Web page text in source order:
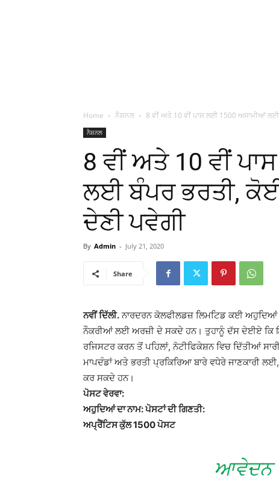
Home ਨੈਸ਼ਨਲ 8 ਵੀਂ ਅਤੇ 10 ਵੀਂ ਪਾਸ ਲਈ 1500 ਅਸਾਮੀਆਂ ਲਈ
ਨੈਸ਼ਨਲ
8 ਵੀਂ ਅਤੇ 10 ਵੀਂ
ਲਈ ਬੰਪਰ ਭਰਤੀ,
ਦੇਣੀ ਪਵੇਗੀ
By Admin - July 21, 2020
Share
ਨਵੀਂ ਦਿੱਲੀ.ਨਾਰਦਰਨ ਕੋਲਫੀਲਡਜ਼ ਲਿਮਟਿਡ ਕਈ ਅਹੁਦਿਆਂ
ਨੌਕਰੀਆਂ ਲਈ ਅਰਜ਼ੀ ਦੇ ਸਕਦੇ ਹਨ। ਤੁਹਾਨੂੰ ਦੱਸ ਦੇਈਏ ਕਿ
ਰਜਿਸਟਰ ਕਰਨ ਤੋਂ ਪਹਿਲਾਂ, ਨੋਟੀਫਿਕੇਸ਼ਨ ਵਿਚ ਦਿੱਤੀਆਂ
ਮਾਪਦੰਡਾਂ ਅਤੇ ਭਰਤੀ ਪ੍ਰਕਿਰਿਆ ਬਾਰੇ ਵਧੇਰੇ ਜਾਣਕਾਰੀ
ਕਰ ਸਕਦੇ ਹਨ।
ਪੋਸਟ ਵੇਰਵਾ:
ਅਹੁਦਿਆਂ ਦਾ ਨਾਮ: ਪੋਸਟਾਂ ਦੀ ਗਿਣਤੀ:
ਅਪ੍ਰੈਂਟਿਸ ਕੁੱਲ 1500 ਪੋਸਟ
ਆਵੇਦਨ